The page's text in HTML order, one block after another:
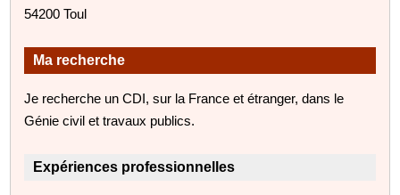
54200 Toul
Ma recherche
Je recherche un CDI, sur la France et étranger, dans le
Génie civil et travaux publics.
Expériences professionnelles